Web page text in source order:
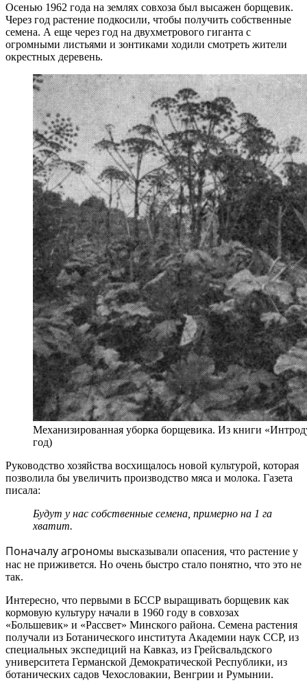
Осенью 1962 года на землях совхоза был высажен борщевик.
Через год растение подкосили, чтобы получить собственные
семена. А еще через год на двухметрового гиганта с
огромными листьями и зонтиками ходили смотреть жители
окрестных деревень.
Механизированная уборка борщевика. Из книги
год)
Руководство хозяйства восхищалось новой культурой, которая
позволила бы увеличить производство мяса и молока. Газета
писала:
Будут у нас собственные семена, примерно на 1 га
хватит.
Поначалу агрономы высказывали опасения, что растение у
нас не приживется. Но очень быстро стало понятно, что это не
так.
Интересно, что первыми в БССР выращивать борщевик как
кормовую культуру начали в 1960 году в совхозах
«Большевик» и «Рассвет» Минского района. Семена растения
получали из Ботанического института Академии наук ССР, из
специальных экспедиций на Кавказ, из Грейсвальдского
университета Германской Демократической Республики, из
ботанических садов Чехословакии, Венгрии и Румынии.